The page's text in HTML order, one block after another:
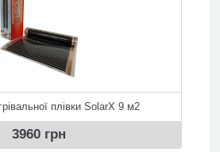
плівки SolarX 9 м2
3960 грн